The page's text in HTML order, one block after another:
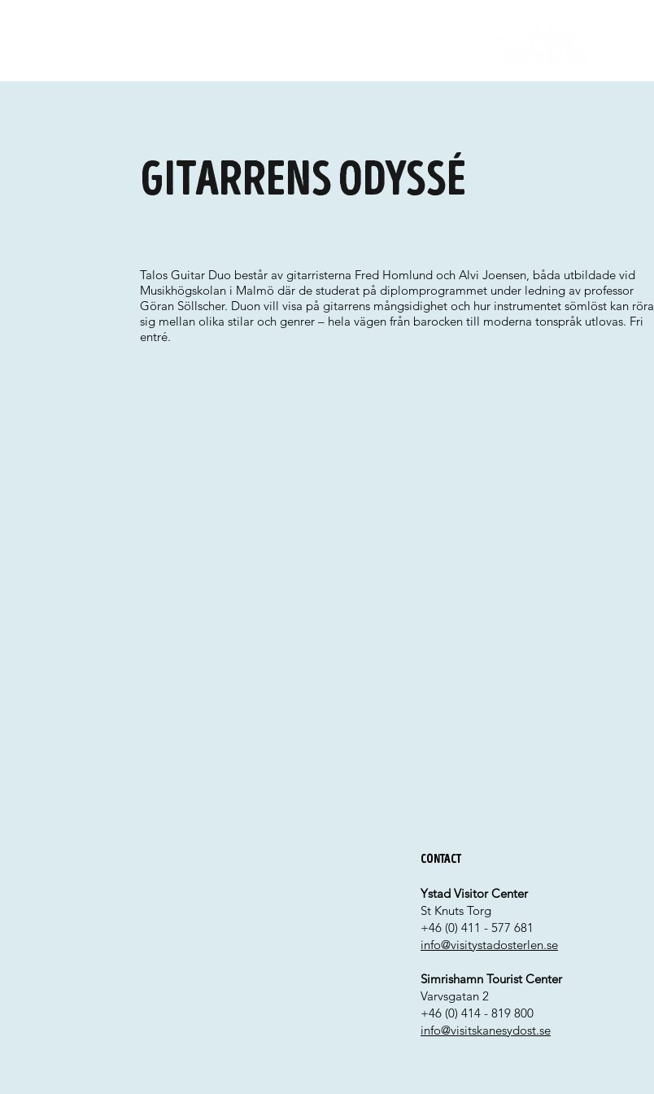
Gitarrens odyssé
Talos Guitar Duo består av gitarristerna Fred Homlund och Alvi Joensen, båda utbildade vid
Musikhögskolan i Malmö där de studerat på diplomprogrammet under ledning av professor
Göran Söllscher. Duon vill visa på gitarrens mångsidighet och hur instrumentet sömlöst kan röra
sig mellan olika stilar och genrer – hela vägen från barocken till moderna tonspråk utlovas. Fri
entré.
Contact
Ystad Visitor Center
St Knuts Torg
+46 (0) 411 - 577 681
info@visitystadosterlen.se
Simrishamn Tourist Center
Varvsgatan 2
+46 (0) 414 - 819 800
info@visitskanesydost.se